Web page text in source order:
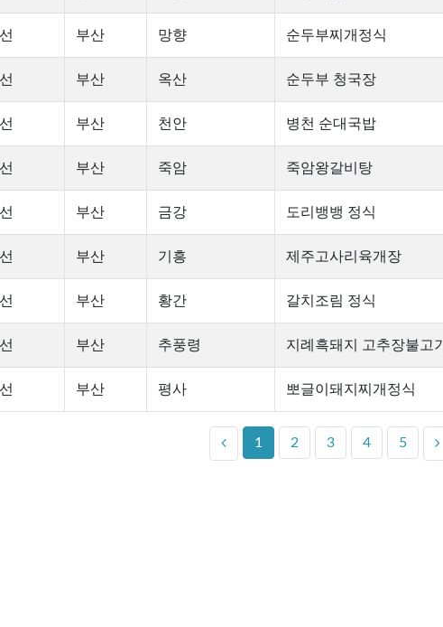
부산 망향 순두부찌개정식
부산 옥산 순두부 청국장
부산 천안 병천 순대국밥
부산 죽암 죽암왕갈비탕
부산 금강 도리뱅뱅 정식
부산 기흥 제주고사리육개장
부산 황간 갈치조림 정식
부산 추풍령 지례흑돼지 고추장불고기
부산 평사 뽀글이돼지찌개정식
1 2 3 4 5